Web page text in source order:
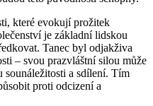
které evokují prožitek
je základní lidskou
Tanec byl odjakživa
– svou prazvláštní silou může
a sdílení. Tím
proti odcizení a